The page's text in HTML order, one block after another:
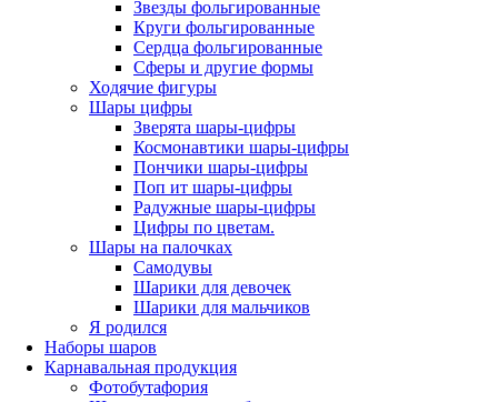
Звезды фольгированные
Круги фольгированные
Сердца фольгированные
Сферы и другие формы
Ходячие фигуры
Шары цифры
Зверята шары-цифры
Космонавтики шары-цифры
Пончики шары-цифры
Поп ит шары-цифры
Радужные шары-цифры
Цифры по цветам.
Шары на палочках
Самодувы
Шарики для девочек
Шарики для мальчиков
Я родился
Наборы шаров
Карнавальная продукция
Фотобутафория